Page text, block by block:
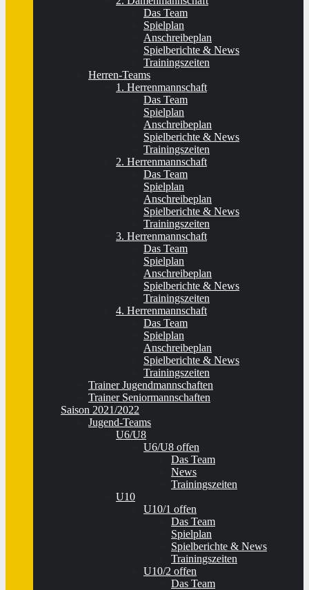
Das Team
Spielplan
Anschreibeplan
Spielberichte & News
Trainingszeiten
Herren-Teams
1. Herrenmannschaft
Das Team
Spielplan
Anschreibeplan
Spielberichte & News
Trainingszeiten
2. Herrenmannschaft
Das Team
Spielplan
Anschreibeplan
Spielberichte & News
Trainingszeiten
3. Herrenmannschaft
Das Team
Spielplan
Anschreibeplan
Spielberichte & News
Trainingszeiten
4. Herrenmannschaft
Das Team
Spielplan
Anschreibeplan
Spielberichte & News
Trainingszeiten
Trainer Jugendmannschaften
Trainer Seniormannschaften
Saison 2021/2022
Jugend-Teams
U6/U8
U6/U8 offen
Das Team
News
Trainingszeiten
U10
U10/1 offen
Das Team
Spielplan
Spielberichte & News
Trainingszeiten
U10/2 offen
Das Team